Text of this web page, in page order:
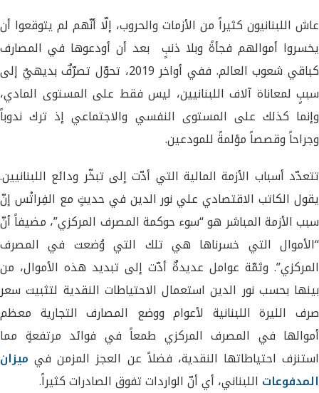
عاش اللبنانيون كثيراً من الأزمات والحروب، إلّا أنّهم لم يتوقعوا أن
يخسروا أموالهم فجأةً وبلا ذنبٍ بعد أن أودعوها في المصارف
كباقي شعوب العالم. ففي أواخر 2019، تحوّل تصرّفٌ بديهيٌ إلى
سببٍ لمعاناة آلاف اللبنانيين، ليس فقط على المستوى المادي،
وإنما كذلك على المستوى النفسي والاجتماعي إذ ترك ندوباً
وجراحاً وقصصاً مؤلمةً للمودعين.
تتعدّد أسباب الأزمة المالية التي أدّت إلى تبخّر ودائع اللبنانيين.
يقول الكاتب الاقتصادي علي نور الدين في حديثٍ مع الفِراتْس إنّ
سبب الأزمة المباشر هو “سوء حوكمة المصرف المركزي”، مضيفاً أنّ
“الأموال التي خسرناها هي تلك التي وُضعت في المصرف
المركزي”. وثمّة عوامل عديدةٌ أدّت إلى تبديد هذه الأموال، من
بينها بحسب نور الدين استعمال الاحتياطات النقدية لتثبيت سعر
صرف الليرة اللبنانية لأعوام ووضع المصارف التجارية معظم
أموالها في المصرف المركزي طمعاً في فوائد مرتفعةٍ مما
استنزف احتياطاتها النقدية، فضلاً عن العجز المزمن فيميزان
المدفوعات اللبناني، أي أنّ الواردات تفوق الصادرات كثيراً.